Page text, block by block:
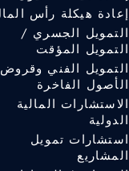
إعادة هيكلة رأس
التمويل الجسري /
التمويل المؤقت
التمويل الفني وقروض
الأصول الفاخرة
الاستشارات المالية
الدولية
استشارات تمويل
المشاريع